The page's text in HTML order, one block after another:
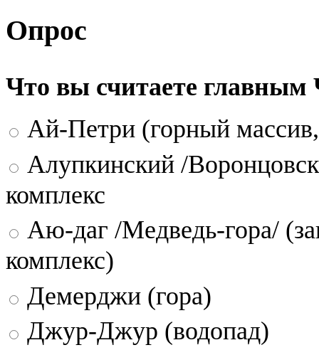
Опрос
Что вы считаете
Ай-Петри (горный
Алупкинский /
комплекс
Аю-даг /Медведь-гора/
комплекс)
Демерджи (гора)
Джур-Джур (водопад)